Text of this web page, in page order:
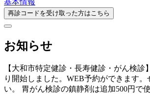
再診コードを受け取った方はこちら
お知らせ
【大和市特定健診・長寿健診・がん検診
り開始しました。WEB予約ができます。
い。 胃がん検診の鎮静剤は追加500円で